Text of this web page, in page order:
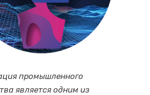
промышленного
является одним из